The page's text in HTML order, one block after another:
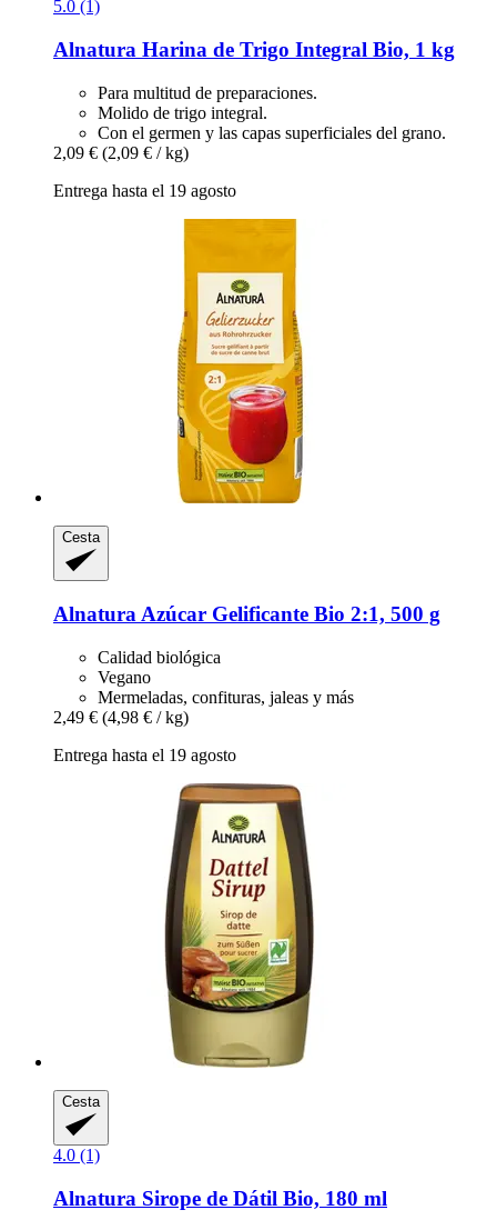
5.0 (1)
Alnatura Harina de Trigo Integral Bio, 1 kg
Para multitud de preparaciones.
Molido de trigo integral.
Con el germen y las capas superficiales del grano.
2,09 € (2,09 € / kg)
Entrega hasta el 19 agosto
Cesta
Alnatura Azúcar Gelificante Bio 2:1, 500 g
Calidad biológica
Vegano
Mermeladas, confituras, jaleas y más
2,49 € (4,98 € / kg)
Entrega hasta el 19 agosto
Cesta
4.0 (1)
Alnatura Sirope de Dátil Bio, 180 ml